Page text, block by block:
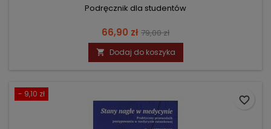
Podręcznik dla studentów
Cena
66,90 zł Cena
podstawowa
79,00 zł
 Dodaj do koszyka
- 9,10 zł
favorite_border